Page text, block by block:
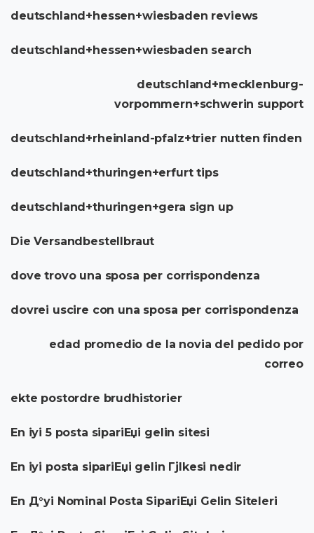
deutschland+hessen+wiesbaden reviews
deutschland+hessen+wiesbaden search
deutschland+mecklenburg-
vorpommern+schwerin support
deutschland+rheinland-pfalz+trier nutten finden
deutschland+thuringen+erfurt tips
deutschland+thuringen+gera sign up
Die Versandbestellbraut
dove trovo una sposa per corrispondenza
dovrei uscire con una sposa per corrispondenza
edad promedio de la novia del pedido por
correo
ekte postordre brudhistorier
En iyi 5 posta sipariЕџi gelin sitesi
En iyi posta sipariЕџi gelin Гјlkesi nedir
En Д°yi Nominal Posta SipariЕџi Gelin Siteleri